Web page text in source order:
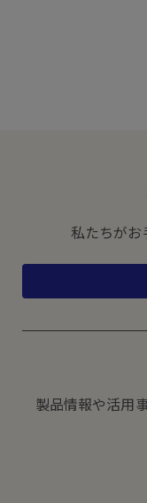
私たちがお
製品情報や活用